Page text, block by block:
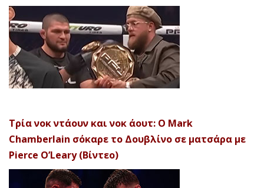
Τρία νοκ ντάουν και νοκ άουτ: Ο Mark
Chamberlain σόκαρε το Δουβλίνο σε ματσάρα με
Pierce O’Leary (Βίντεο)